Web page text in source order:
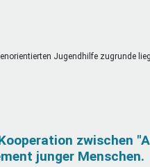
Jugendhilfe zugrunde
zwischen
junger Menschen.